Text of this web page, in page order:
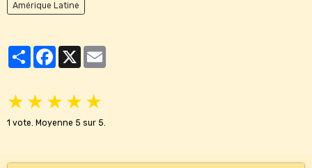
Amérique Latine
PartagerFacebook
★ ★ ★ ★ ★
1 vote. Moyenne 5 sur 5.